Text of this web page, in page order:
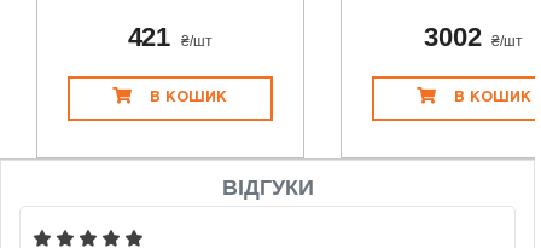
421 ₴/шт
В КОШИК
3002 ₴/шт
В КОШИК
ВІДГУКИ